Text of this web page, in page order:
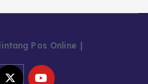
Pos Online |